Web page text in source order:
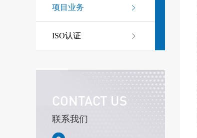
项目业务
ISO认证
CONTACT US
联系我们